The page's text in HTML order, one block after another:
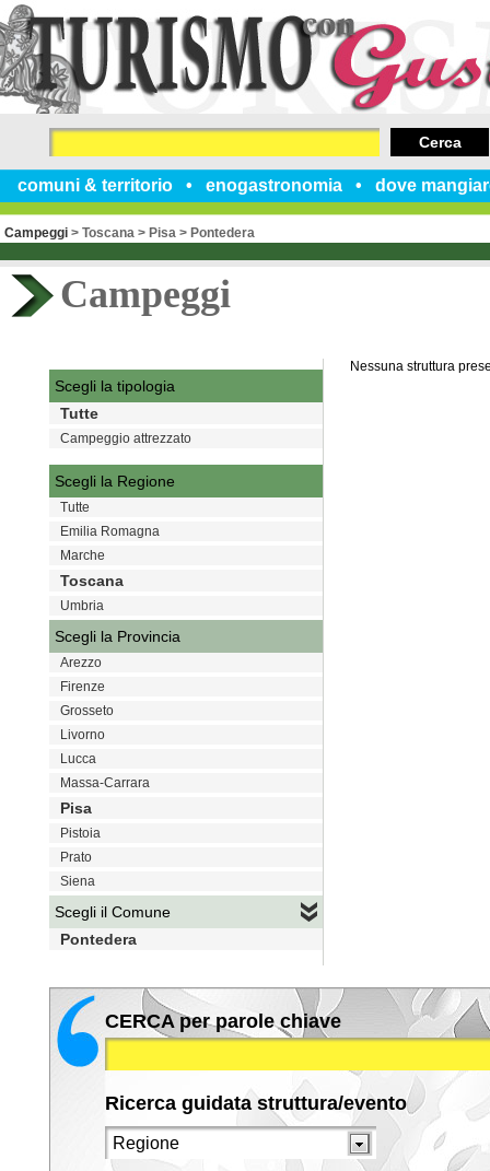
comuni & territorio enogastronomia dove
Cerca
Campeggi > Toscana > Pisa > Pontedera
Campeggi
Nessuna struttura
Scegli la tipologia
Tutte
Campeggio attrezzato
Scegli la Regione
Tutte
Emilia Romagna
Marche
Toscana
Umbria
Scegli la Provincia
Arezzo
Firenze
Grosseto
Livorno
Lucca
Massa-Carrara
Pisa
Pistoia
Prato
Siena
Scegli il Comune
Pontedera
CERCA per parole chiave
Ricerca guidata struttura/evento